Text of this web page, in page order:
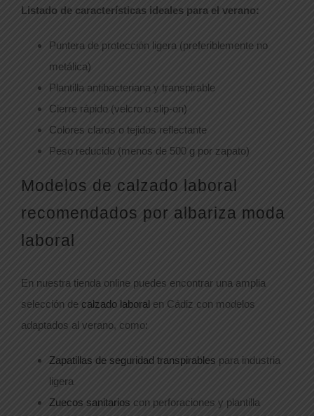
Listado de características ideales para el verano:
Puntera de protección ligera (preferiblemente no
metálica)
Plantilla antibacteriana y transpirable
Cierre rápido (velcro o slip-on)
Colores claros o tejidos reflectante
Peso reducido (menos de 500 g por zapato)
Modelos de calzado laboral
recomendados por albariza moda
laboral
En nuestra tienda online puedes encontrar una amplia
selección de calzado laboral en Cádiz con modelos
adaptados al verano, como:
Zapatillas de seguridad transpirables para industria
ligera
Zuecos sanitarios con perforaciones y plantilla